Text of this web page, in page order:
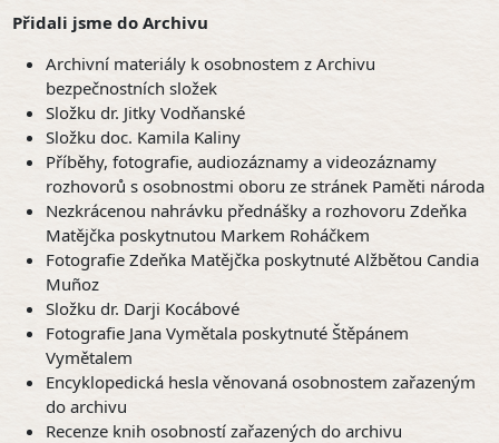
Přidali jsme do Archivu
Archivní materiály k osobnostem z Archivu
bezpečnostních složek
Složku dr. Jitky Vodňanské
Složku doc. Kamila Kaliny
Příběhy, fotografie, audiozáznamy a videozáznamy
rozhovorů s osobnostmi oboru ze stránek Paměti národa
Nezkrácenou nahrávku přednášky a rozhovoru Zdeňka
Matějčka poskytnutou Markem Roháčkem
Fotografie Zdeňka Matějčka poskytnuté Alžbětou Candia
Muñoz
Složku dr. Darji Kocábové
Fotografie Jana Vymětala poskytnuté Štěpánem
Vymětalem
Encyklopedická hesla věnovaná osobnostem zařazeným
do archivu
Recenze knih osobností zařazených do archivu